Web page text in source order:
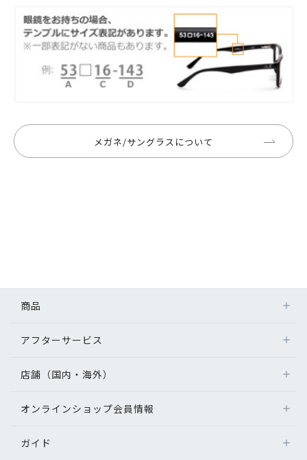
メガネ/サングラスについて
商品
アフターサービス
店舗（国内・海外）
オンラインショップ会員情報
ガイド